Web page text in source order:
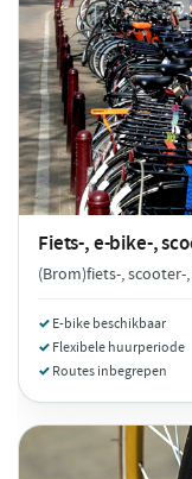
Fiets-, e-bike-,
(Brom)fiets-,
E-bike beschikbaar
Flexibele huurperiode
Routes inbegrepen